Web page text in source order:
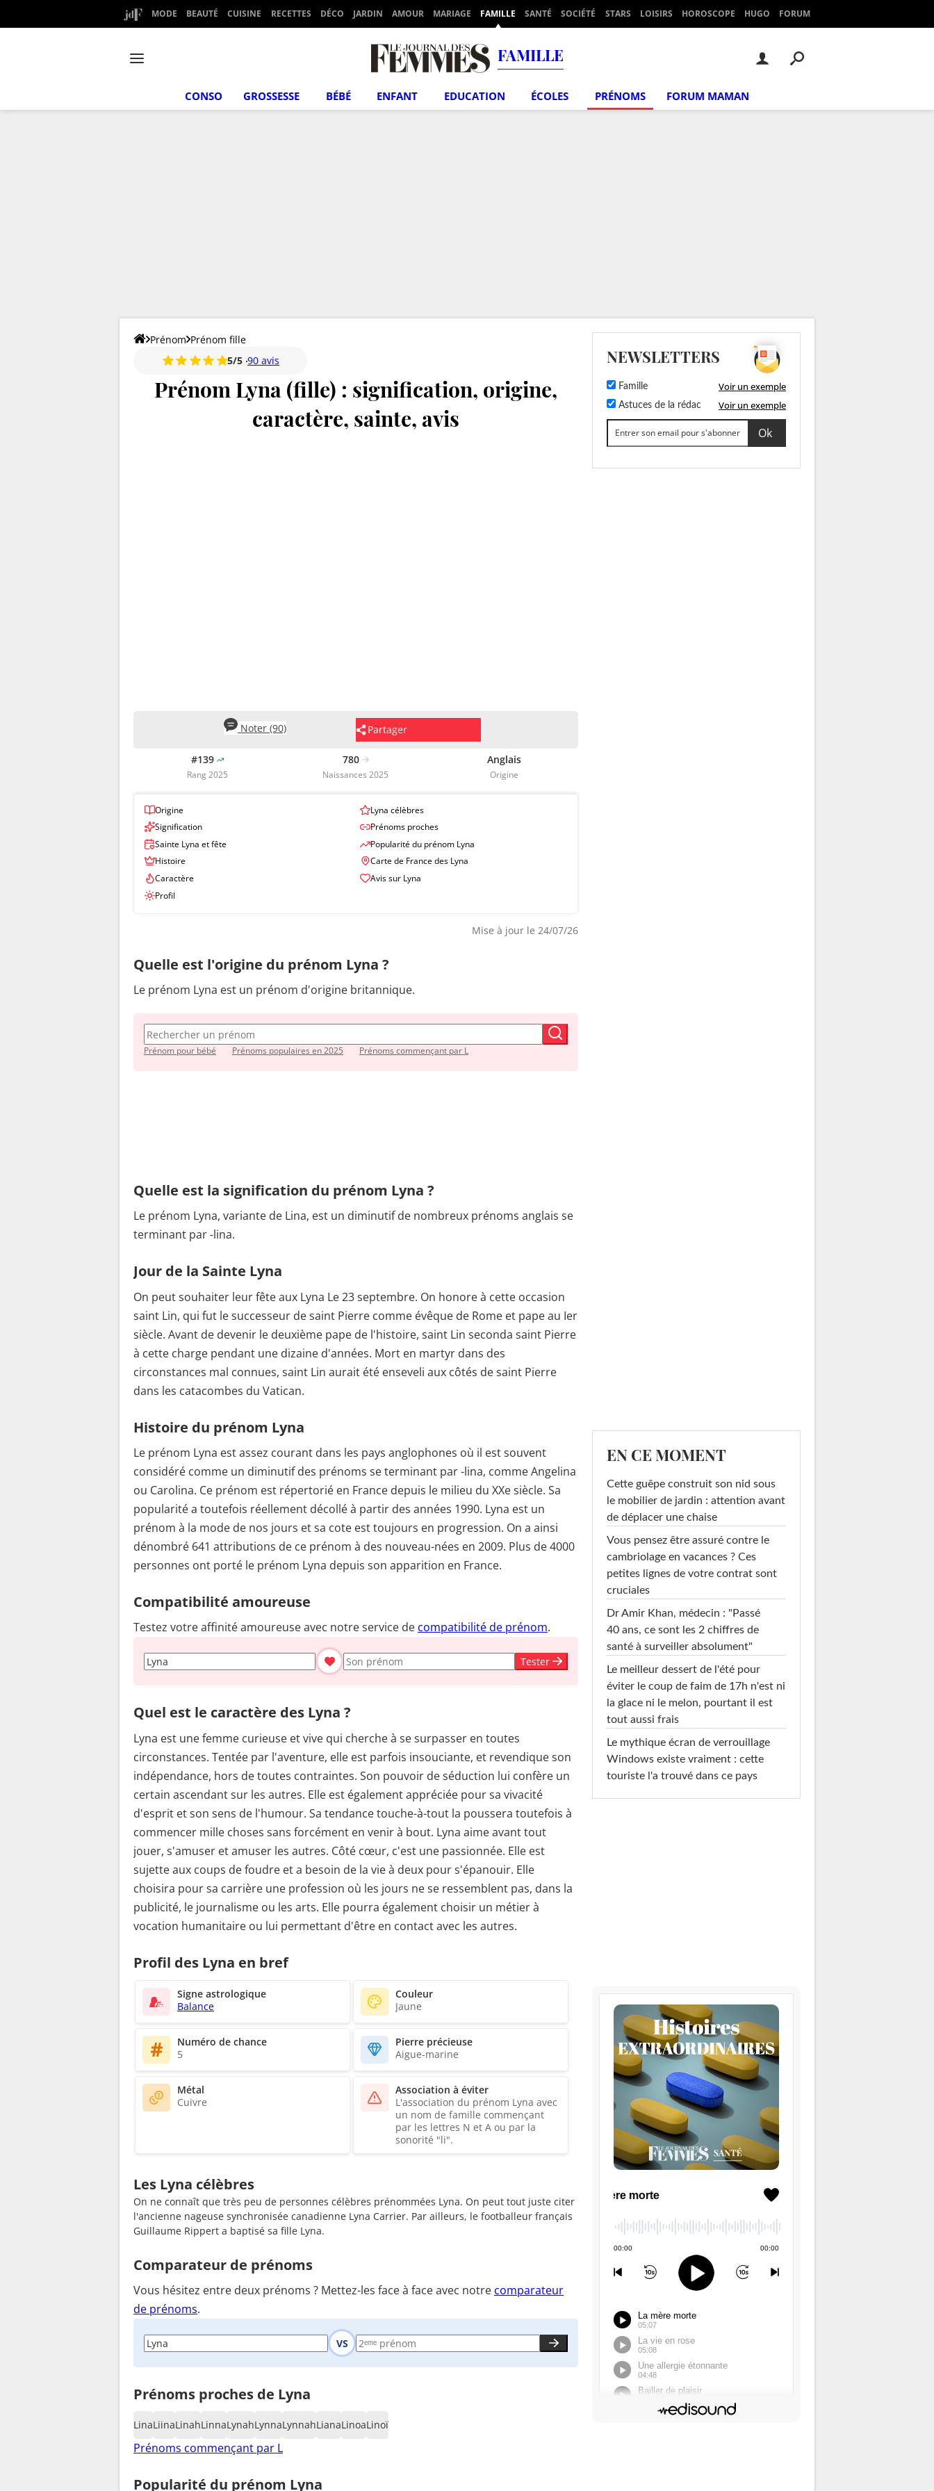
MODE BEAUTÉ CUISINE RECETTES DÉCO JARDIN AMOUR MARIAGE FAMILLE SANTÉ SOCIÉTÉ STARS LOISIRS HOROSCOPE HUGO FORUM
FAMILLE
CONSO GROSSESSE BÉBÉ ENFANT EDUCATION ÉCOLES PRÉNOMS FORUM MAMAN
Prénom Prénom fille
5/5 90 avis
Prénom Lyna (fille) : signification, origine,
caractère, sainte, avis
Partager
Noter (90)
#139
Rang 2025
780
Naissances 2025
Anglais
Origine
Origine
Signification
Sainte Lyna et fête
Histoire
Caractère
Profil
Lyna célèbres
Prénoms proches
Popularité du prénom Lyna
Carte de France des Lyna
Avis sur Lyna
Mise à jour le 24/07/26
Quelle est l'origine du prénom Lyna ?
Le prénom Lyna est un prénom d'origine britannique.
Prénom pour bébé Prénoms populaires en 2025 Prénoms commençant par L
Quelle est la signification du prénom Lyna ?
Le prénom Lyna, variante de Lina, est un diminutif de nombreux prénoms anglais se
terminant par -lina.
Jour de la Sainte Lyna
On peut souhaiter leur fête aux Lyna Le 23 septembre. On honore à cette occasion
saint Lin, qui fut le successeur de saint Pierre comme évêque de Rome et pape au Ier
siècle. Avant de devenir le deuxième pape de l'histoire, saint Lin seconda saint Pierre
à cette charge pendant une dizaine d'années. Mort en martyr dans des
circonstances mal connues, saint Lin aurait été enseveli aux côtés de saint Pierre
dans les catacombes du Vatican.
Histoire du prénom Lyna
Le prénom Lyna est assez courant dans les pays anglophones où il est souvent
considéré comme un diminutif des prénoms se terminant par -lina, comme Angelina
ou Carolina. Ce prénom est répertorié en France depuis le milieu du XXe siècle. Sa
popularité a toutefois réellement décollé à partir des années 1990. Lyna est un
prénom à la mode de nos jours et sa cote est toujours en progression. On a ainsi
dénombré 641 attributions de ce prénom à des nouveau-nées en 2009. Plus de 4000
personnes ont porté le prénom Lyna depuis son apparition en France.
Compatibilité amoureuse
Testez votre affinité amoureuse avec notre service de compatibilité de prénom.
Tester
Quel est le caractère des Lyna ?
Lyna est une femme curieuse et vive qui cherche à se surpasser en toutes
circonstances. Tentée par l'aventure, elle est parfois insouciante, et revendique son
indépendance, hors de toutes contraintes. Son pouvoir de séduction lui confère un
certain ascendant sur les autres. Elle est également appréciée pour sa vivacité
d'esprit et son sens de l'humour. Sa tendance touche-à-tout la poussera toutefois à
commencer mille choses sans forcément en venir à bout. Lyna aime avant tout
jouer, s'amuser et amuser les autres. Côté cœur, c'est une passionnée. Elle est
sujette aux coups de foudre et a besoin de la vie à deux pour s'épanouir. Elle
choisira pour sa carrière une profession où les jours ne se ressemblent pas, dans la
publicité, le journalisme ou les arts. Elle pourra également choisir un métier à
vocation humanitaire ou lui permettant d'être en contact avec les autres.
Profil des Lyna en bref
Signe astrologique
Balance
Couleur
Jaune
Numéro de chance
5
Pierre précieuse
Aigue-marine
Métal
Cuivre
Association à éviter
L'association du prénom Lyna avec
un nom de famille commençant
par les lettres N et A ou par la
sonorité "li".
Les Lyna célèbres
On ne connaît que très peu de personnes célèbres prénommées Lyna. On peut tout juste citer
l'ancienne nageuse synchronisée canadienne Lyna Carrier. Par ailleurs, le footballeur français
Guillaume Rippert a baptisé sa fille Lyna.
Comparateur de prénoms
Vous hésitez entre deux prénoms ? Mettez-les face à face avec notre comparateur
de prénoms.
VS
Prénoms proches de Lyna
LinaLiinaLinahLinnaLynahLynnaLynnahLianaLinoaLinoï
Prénoms commençant par L
Popularité du prénom Lyna
NEWSLETTERS
Famille Voir un exemple
Astuces de la rédac Voir un exemple
EN CE MOMENT
Cette guêpe construit son nid sous
le mobilier de jardin : attention avant
de déplacer une chaise
Vous pensez être assuré contre le
cambriolage en vacances ? Ces
petites lignes de votre contrat sont
cruciales
Dr Amir Khan, médecin : "Passé
40 ans, ce sont les 2 chiffres de
santé à surveiller absolument"
Le meilleur dessert de l'été pour
éviter le coup de faim de 17h n'est ni
la glace ni le melon, pourtant il est
tout aussi frais
Le mythique écran de verrouillage
Windows existe vraiment : cette
touriste l'a trouvé dans ce pays